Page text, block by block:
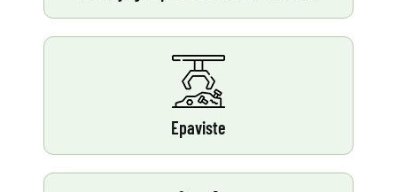
Epaviste